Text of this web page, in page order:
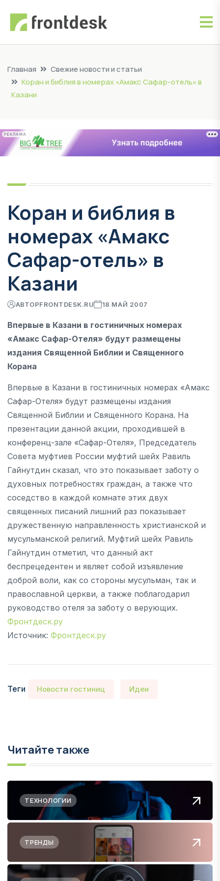
Главная
Свежие новости и статьи
Коран и библия в номерах «Амакс Сафар-отель» в
Казани
РЕКЛАМА
Коран и библия в
номерах «Амакс
Сафар-отель» в
Казани
АВТОРFRONTDESK.RU 18 МАЙ 2007
Впервые в Казани в гостиничных номерах
«Амакс Сафар-Отеля» будут размещены
издания Священной Библии и Священного
Корана
Впервые в Казани в гостиничных номерах «Амакс
Сафар-Отеля» будут размещены издания
Священной Библии и Священного Корана. На
презентации данной акции, проходившей в
конференц-зале «Сафар-Отеля», Председатель
Совета муфтиев России муфтий шейх Равиль
Гайнутдин сказал, что это показывает заботу о
духовных потребностях граждан, а также что
соседство в каждой комнате этих двух
священных писаний лишний раз показывает
дружественную направленность христианской и
мусульманской религий. Муфтий шейх Равиль
Гайнутдин отметил, что данный акт
беспрецедентен и являет собой изъявление
доброй воли, как со стороны мусульман, так и
православной церкви, а также поблагодарил
руководство отеля за заботу о верующих.
Фронтдеск.ру
Источник: Фронтдеск.ру
Теги Новости гостиниц Идеи
Читайте также
ТЕХНОЛОГИИ
ТРЕНДЫ